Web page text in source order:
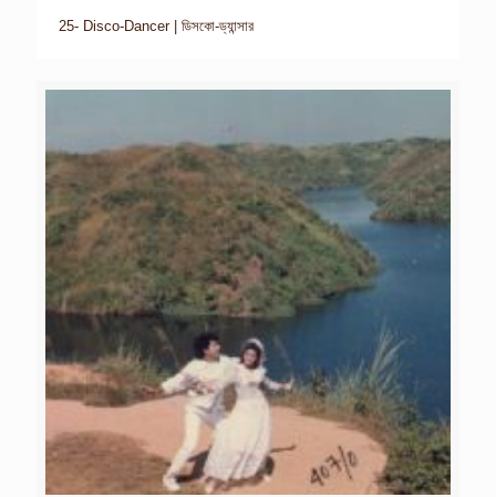
25- Disco-Dancer | ডিসকো-ড্যান্সার